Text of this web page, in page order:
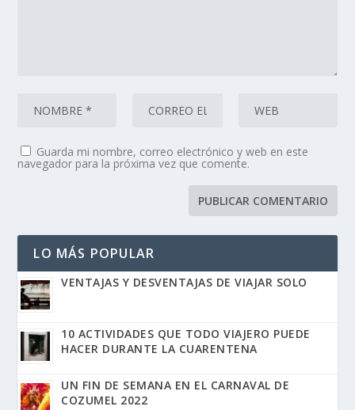
Guarda mi nombre, correo electrónico y web en este
navegador para la próxima vez que comente.
LO MÁS POPULAR
VENTAJAS Y DESVENTAJAS DE VIAJAR SOLO
10 ACTIVIDADES QUE TODO VIAJERO PUEDE
HACER DURANTE LA CUARENTENA
UN FIN DE SEMANA EN EL CARNAVAL DE
COZUMEL 2022